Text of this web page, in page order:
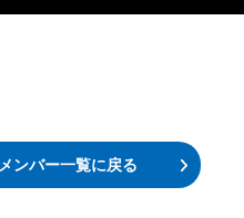
メンバー一覧に戻る